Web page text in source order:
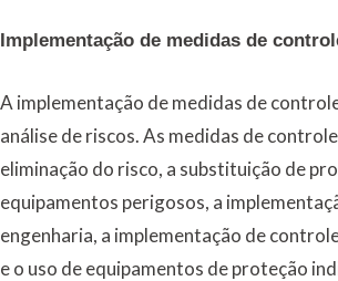
Implementação de medidas de
A implementação de medidas de
análise de riscos. As medidas de
eliminação do risco, a substituição de
equipamentos perigosos, a
engenharia, a implementação de
e o uso de equipamentos de proteção